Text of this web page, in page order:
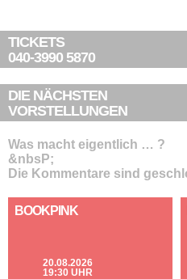
TICKETS
040-3990 5870
DIE NÄCHSTEN
VORSTELLUNGEN
Was macht eigentlich … ?
&nbsP;
Die Kommentare sind
BOOKPINK
20.08.2026
19:30 UHR